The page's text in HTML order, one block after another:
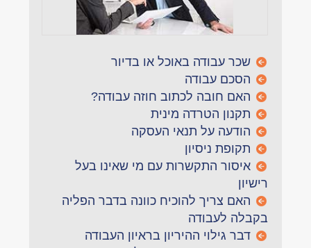
שכר עבודה באוכל או בדיור
הסכם עבודה
האם חובה לכתוב חוזה עבודה?
תקנון הטרדה מינית
הודעה על תנאי העסקה
תקופת ניסיון
איסור התקשרות עם מי שאינו בעל
רישיון
האם צריך להוכיח כוונה בדבר הפליה
בקבלה לעבודה
דבר גילוי ההיריון בראיון העבודה